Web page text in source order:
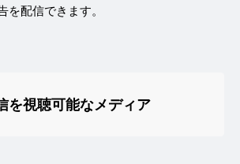
を配信できます。
を視聴可能なメディア